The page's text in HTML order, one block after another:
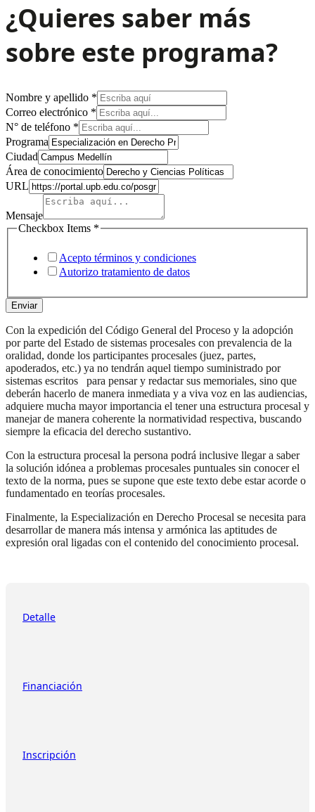
¿Quieres saber más
sobre este programa?
Nombre y apellido *
Correo electrónico *
N° de teléfono *
Programa
Ciudad
Área de conocimiento
URL
teléfono
Mensaje
Checkbox Items *
Acepto términos y condiciones
Autorizo tratamiento de datos
Enviar
Con la expedición del Código General del Proceso y la adopción
por parte del Estado de sistemas procesales con prevalencia de la
oralidad, donde los participantes procesales (juez, partes,
apoderados, etc.) ya no tendrán aquel tiempo suministrado por
sistemas escritos para pensar y redactar sus memoriales, sino que
deberán hacerlo de manera inmediata y a viva voz en las audiencias,
adquiere mucha mayor importancia el tener una estructura procesal y
manejar de manera coherente la normatividad respectiva, buscando
siempre la eficacia del derecho sustantivo.
Con la estructura procesal la persona podrá inclusive llegar a saber
la solución idónea a problemas procesales puntuales sin conocer el
texto de la norma, pues se supone que este texto debe estar acorde o
fundamentado en teorías procesales.
Finalmente, la Especialización en Derecho Procesal se necesita para
desarrollar de manera más intensa y armónica las aptitudes de
expresión oral ligadas con el contenido del conocimiento procesal.
Detalle
Financiación
Inscripción